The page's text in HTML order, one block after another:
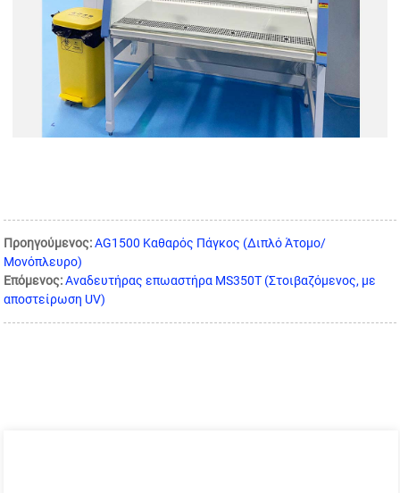
Προηγούμενος: AG1500 Καθαρός Πάγκος (Διπλό Άτομο/
Μονόπλευρο)
Επόμενος: Αναδευτήρας επωαστήρα MS350T (Στοιβαζόμενος, με
αποστείρωση UV)